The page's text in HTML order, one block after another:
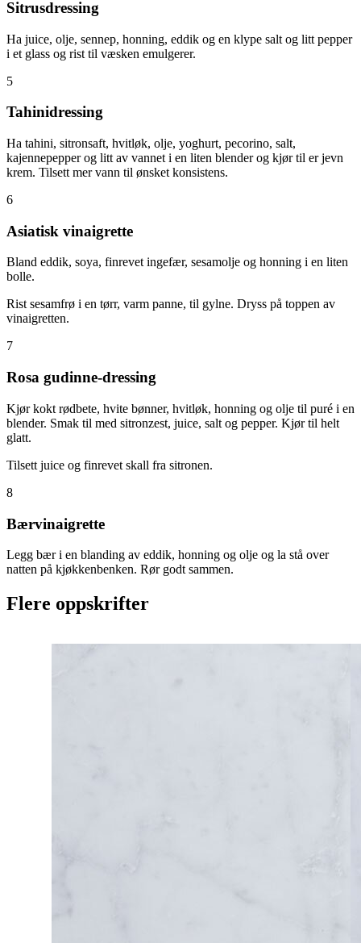
Sitrusdressing
Ha juice, olje, sennep, honning, eddik og en klype salt og litt pepper
i et glass og rist til væsken emulgerer.
5
Tahinidressing
Ha tahini, sitronsaft, hvitløk, olje, yoghurt, pecorino, salt,
kajennepepper og litt av vannet i en liten blender og kjør til er jevn
krem. Tilsett mer vann til ønsket konsistens.
6
Asiatisk vinaigrette
Bland eddik, soya, finrevet ingefær, sesamolje og honning i en liten
bolle.
Rist sesamfrø i en tørr, varm panne, til gylne. Dryss på toppen av
vinaigretten.
7
Rosa gudinne-dressing
Kjør kokt rødbete, hvite bønner, hvitløk, honning og olje til puré i en
blender. Smak til med sitronzest, juice, salt og pepper. Kjør til helt
glatt.
Tilsett juice og finrevet skall fra sitronen.
8
Bærvinaigrette
Legg bær i en blanding av eddik, honning og olje og la stå over
natten på kjøkkenbenken. Rør godt sammen.
Flere oppskrifter